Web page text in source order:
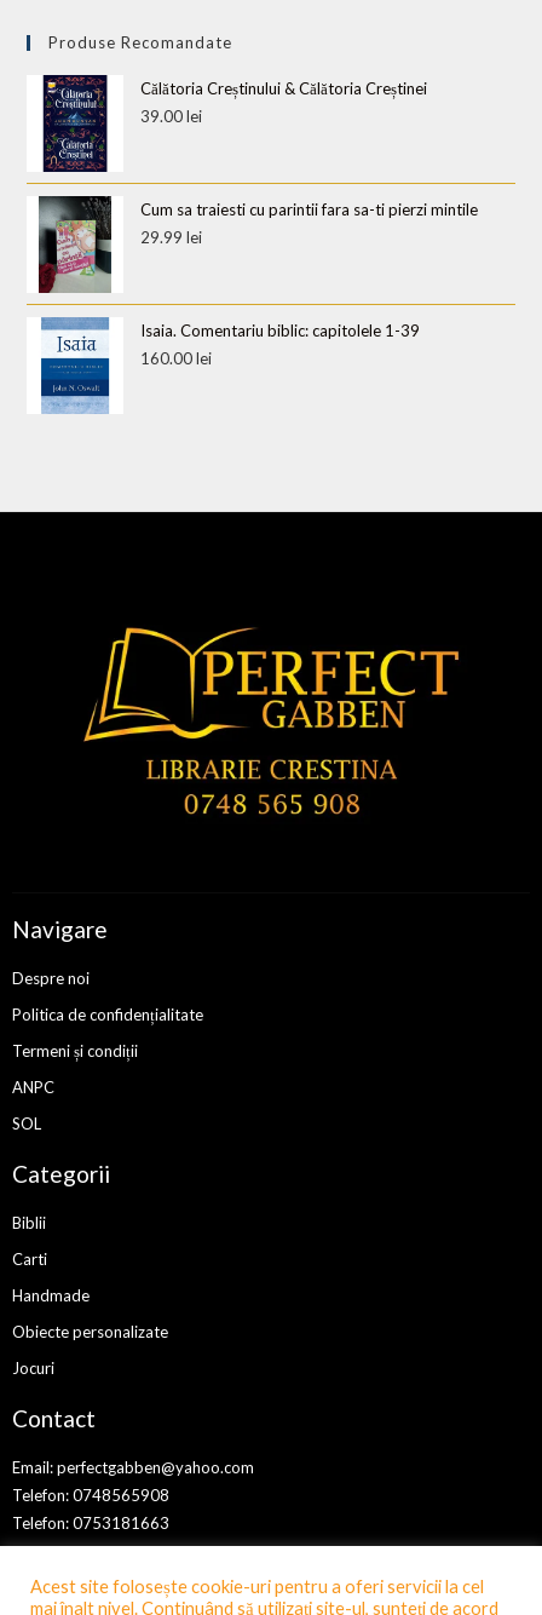
Produse Recomandate
Călătoria Creștinului & Călătoria Creștinei
39.00lei
Cum sa traiesti cu parintii fara sa-ti pierzi mintile
29.99lei
Isaia. Comentariu biblic: capitolele 1-39
160.00lei
Navigare
Despre noi
Politica de confidențialitate
Termeni și condiții
ANPC
SOL
Categorii
Biblii
Carti
Handmade
Obiecte personalizate
Jocuri
Contact
Email:perfectgabben@yahoo.com
Telefon: 0748565908
Telefon: 0753181663
Acest site folosește cookie-uri pentru a oferi servicii la cel
mai înalt nivel. Continuând să utilizați site-ul, sunteți de acord